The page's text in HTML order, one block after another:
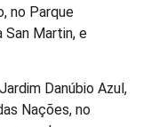
no Parque
San Martin, e
Danúbio Azul,
Nações, no